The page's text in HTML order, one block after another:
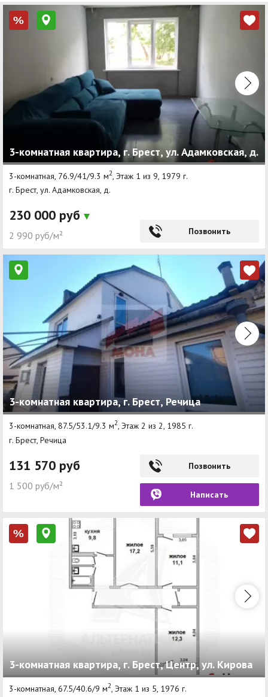
%
3-комнатная квартира, г. Брест, ул. Адамковская, д.
3-комнатная, 76.9/41/9.3 м2 , Этаж 1 из 9, 1979 г.
г. Брест, ул. Адамковская, д.
230 000 руб
2 990 руб/м² Позвонить
3-комнатная квартира, г. Брест, Речица
3-комнатная, 87.5/53.1/9.3 м2, Этаж 2 из 2, 1985 г.
г. Брест, Речица
131 570 руб
1 500 руб/м²
Позвонить
Написать
%
3-комнатная квартира, г. Брест, Центр, ул. Кирова
3-комнатная, 67.5/40.6/9 м2, Этаж 1 из 5, 1976 г.